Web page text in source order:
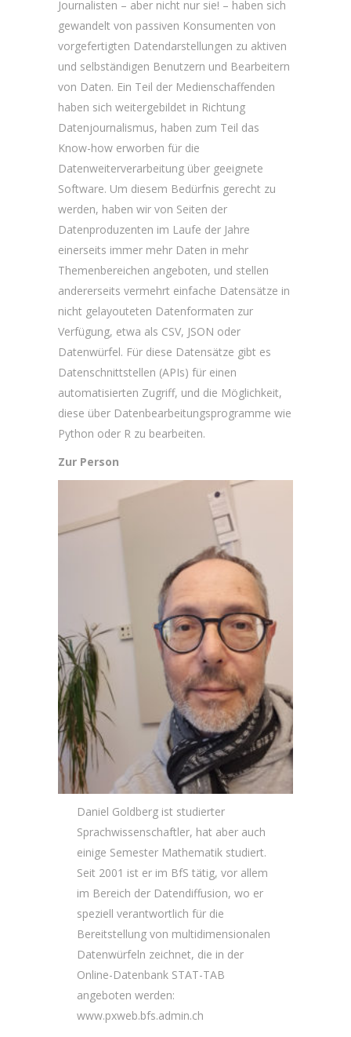
Journalisten – aber nicht nur sie! – haben sich
gewandelt von passiven Konsumenten von
vorgefertigten Datendarstellungen zu aktiven
und selbständigen Benutzern und Bearbeitern
von Daten. Ein Teil der Medienschaffenden
haben sich weitergebildet in Richtung
Datenjournalismus, haben zum Teil das
Know-how erworben für die
Datenweiterverarbeitung über geeignete
Software. Um diesem Bedürfnis gerecht zu
werden, haben wir von Seiten der
Datenproduzenten im Laufe der Jahre
einerseits immer mehr Daten in mehr
Themenbereichen angeboten, und stellen
andererseits vermehrt einfache Datensätze in
nicht gelayouteten Datenformaten zur
Verfügung, etwa als CSV, JSON oder
Datenwürfel. Für diese Datensätze gibt es
Datenschnittstellen (APIs) für einen
automatisierten Zugriff, und die Möglichkeit,
diese über Datenbearbeitungsprogramme wie
Python oder R zu bearbeiten.
Zur Person
Daniel Goldberg ist studierter
Sprachwissenschaftler, hat aber auch
einige Semester Mathematik studiert.
Seit 2001 ist er im BfS tätig, vor allem
im Bereich der Datendiffusion, wo er
speziell verantwortlich für die
Bereitstellung von multidimensionalen
Datenwürfeln zeichnet, die in der
Online-Datenbank STAT-TAB
angeboten werden:
www.pxweb.bfs.admin.ch